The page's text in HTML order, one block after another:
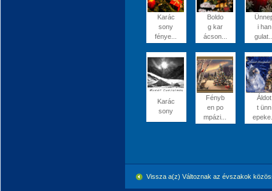
Karác
sony
fénye...
Boldo
g kar
ácson...
i han
Karác
sony
Fényb
en po
mpázi...
Áldot
t ünn
Vissza a(z) Változnak az évszakok